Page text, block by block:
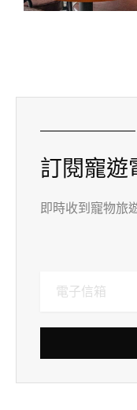
訂閱寵遊
即時收到寵物旅